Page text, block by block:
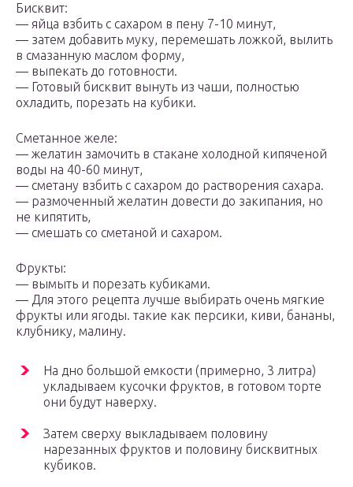
Бисквит:
— яйца взбить с сахаром в пену 7-10 минут,
— затем добавить муку, перемешать ложкой, вылить
в смазанную маслом форму,
— выпекать до готовности.
— Готовый бисквит вынуть из чаши, полностью
охладить, порезать на кубики.
Сметанное желе:
— желатин замочить в стакане холодной кипяченой
воды на 40-60 минут,
— сметану взбить с сахаром до растворения сахара.
— размоченный желатин довести до закипания, но
не кипятить,
— смешать со сметаной и сахаром.
Фрукты:
— вымыть и порезать кубиками.
— Для этого рецепта лучше выбирать очень мягкие
фрукты или ягоды. такие как персики, киви, бананы,
клубнику, малину.
На дно большой емкости (примерно, 3 литра)
укладываем кусочки фруктов, в готовом торте
они будут наверху.
Затем сверху выкладываем половину
нарезанных фруктов и половину бисквитных
кубиков.